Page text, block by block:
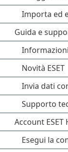
Importa ed
Guida e
Novità ESET
Invia dati
Supporto
Account ESET
Esegui la